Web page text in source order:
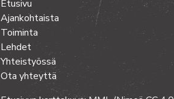
Etusivu
Ajankohtaista
Toiminta
Lehdet
Yhteistyössä
Ota yhteyttä